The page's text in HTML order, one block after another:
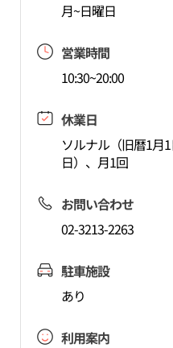
月~日曜日
営業時間
10:30~20:00
休業日
ソルナル（旧暦1月
日）、月1回
お問い合わせ
02-3213-2263
駐車施設
あり
利用案内